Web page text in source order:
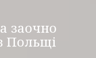
заочно
Польщі